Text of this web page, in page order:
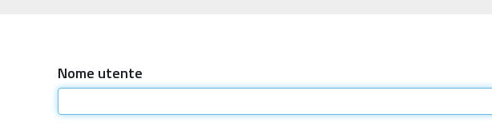
Nome utente